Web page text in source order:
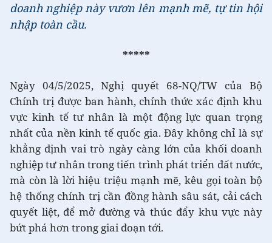
doanh nghiệp này vươn lên mạnh mẽ, tự tin hội
nhập toàn cầu.
*****
Ngày 04/5/2025, Nghị quyết 68-NQ/TW của Bộ
Chính trị được ban hành, chính thức xác định khu
vực kinh tế tư nhân là một động lực quan trọng
nhất của nền kinh tế quốc gia. Đây không chỉ là sự
khẳng định vai trò ngày càng lớn của khối doanh
nghiệp tư nhân trong tiến trình phát triển đất nước,
mà còn là lời hiệu triệu mạnh mẽ, kêu gọi toàn bộ
hệ thống chính trị cần đồng hành sâu sát, cải cách
quyết liệt, để mở đường và thúc đẩy khu vực này
bứt phá hơn trong giai đoạn tới.